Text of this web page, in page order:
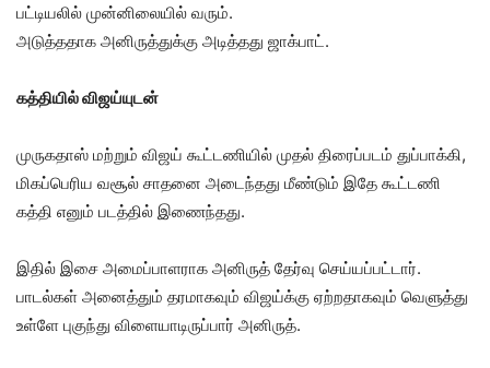
பட்டியலில் முன்னிலையில் வரும்.
அடுத்ததாக அனிருத்துக்கு அடித்தது ஜாக்பாட்.
கத்தியில் விஜய்யுடன்
முருகதாஸ் மற்றும் விஜய் கூட்டணியில் முதல் திரைப்படம் துப்பாக்கி,
மிகப்பெரிய வசூல் சாதனை அடைந்தது மீண்டும் இதே கூட்டணி
கத்தி எனும் படத்தில் இணைந்தது.
இதில் இசை அமைப்பாளராக அனிருத் தேர்வு செய்யப்பட்டார்.
பாடல்கள் அனைத்தும் தரமாகவும் விஜய்க்கு ஏற்றதாகவும் வெளுத்து
உள்ளே புகுந்து விளையாடிருப்பார் அனிருத்.